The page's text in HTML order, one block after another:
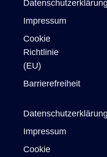
Datenschutzerklärung
Impressum
Cookie
Richtlinie
(EU)
Barrierefreiheit
Datenschutzerklärung
Impressum
Cookie